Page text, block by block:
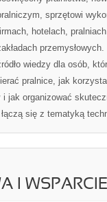
sprzętowi
hotelach,
wiedzy dla osób,
pralnice, jak
jak organizować
się z tematyką
I